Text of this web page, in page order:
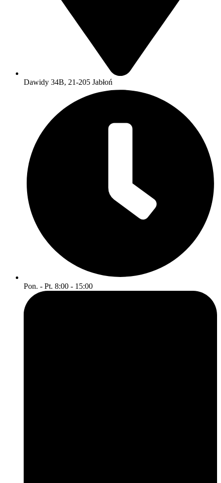
Dawidy 34B, 21-205 Jabłoń
Pon. - Pt. 8:00 - 15:00